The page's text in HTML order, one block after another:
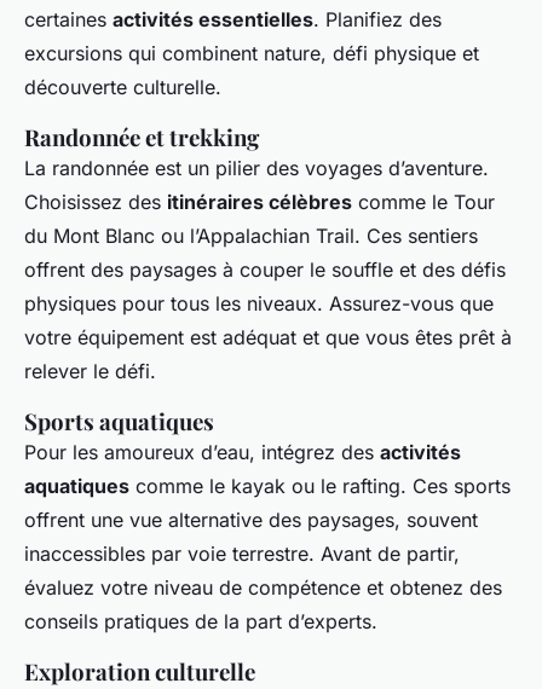
certaines activités essentielles. Planifiez des
excursions qui combinent nature, défi physique et
découverte culturelle.
Randonnée et trekking
La randonnée est un pilier des voyages d’aventure.
Choisissez des itinéraires célèbres comme le Tour
du Mont Blanc ou l’Appalachian Trail. Ces sentiers
offrent des paysages à couper le souffle et des défis
physiques pour tous les niveaux. Assurez-vous que
votre équipement est adéquat et que vous êtes prêt à
relever le défi.
Sports aquatiques
Pour les amoureux d’eau, intégrez des activités
aquatiques comme le kayak ou le rafting. Ces sports
offrent une vue alternative des paysages, souvent
inaccessibles par voie terrestre. Avant de partir,
évaluez votre niveau de compétence et obtenez des
conseils pratiques de la part d’experts.
Exploration culturelle